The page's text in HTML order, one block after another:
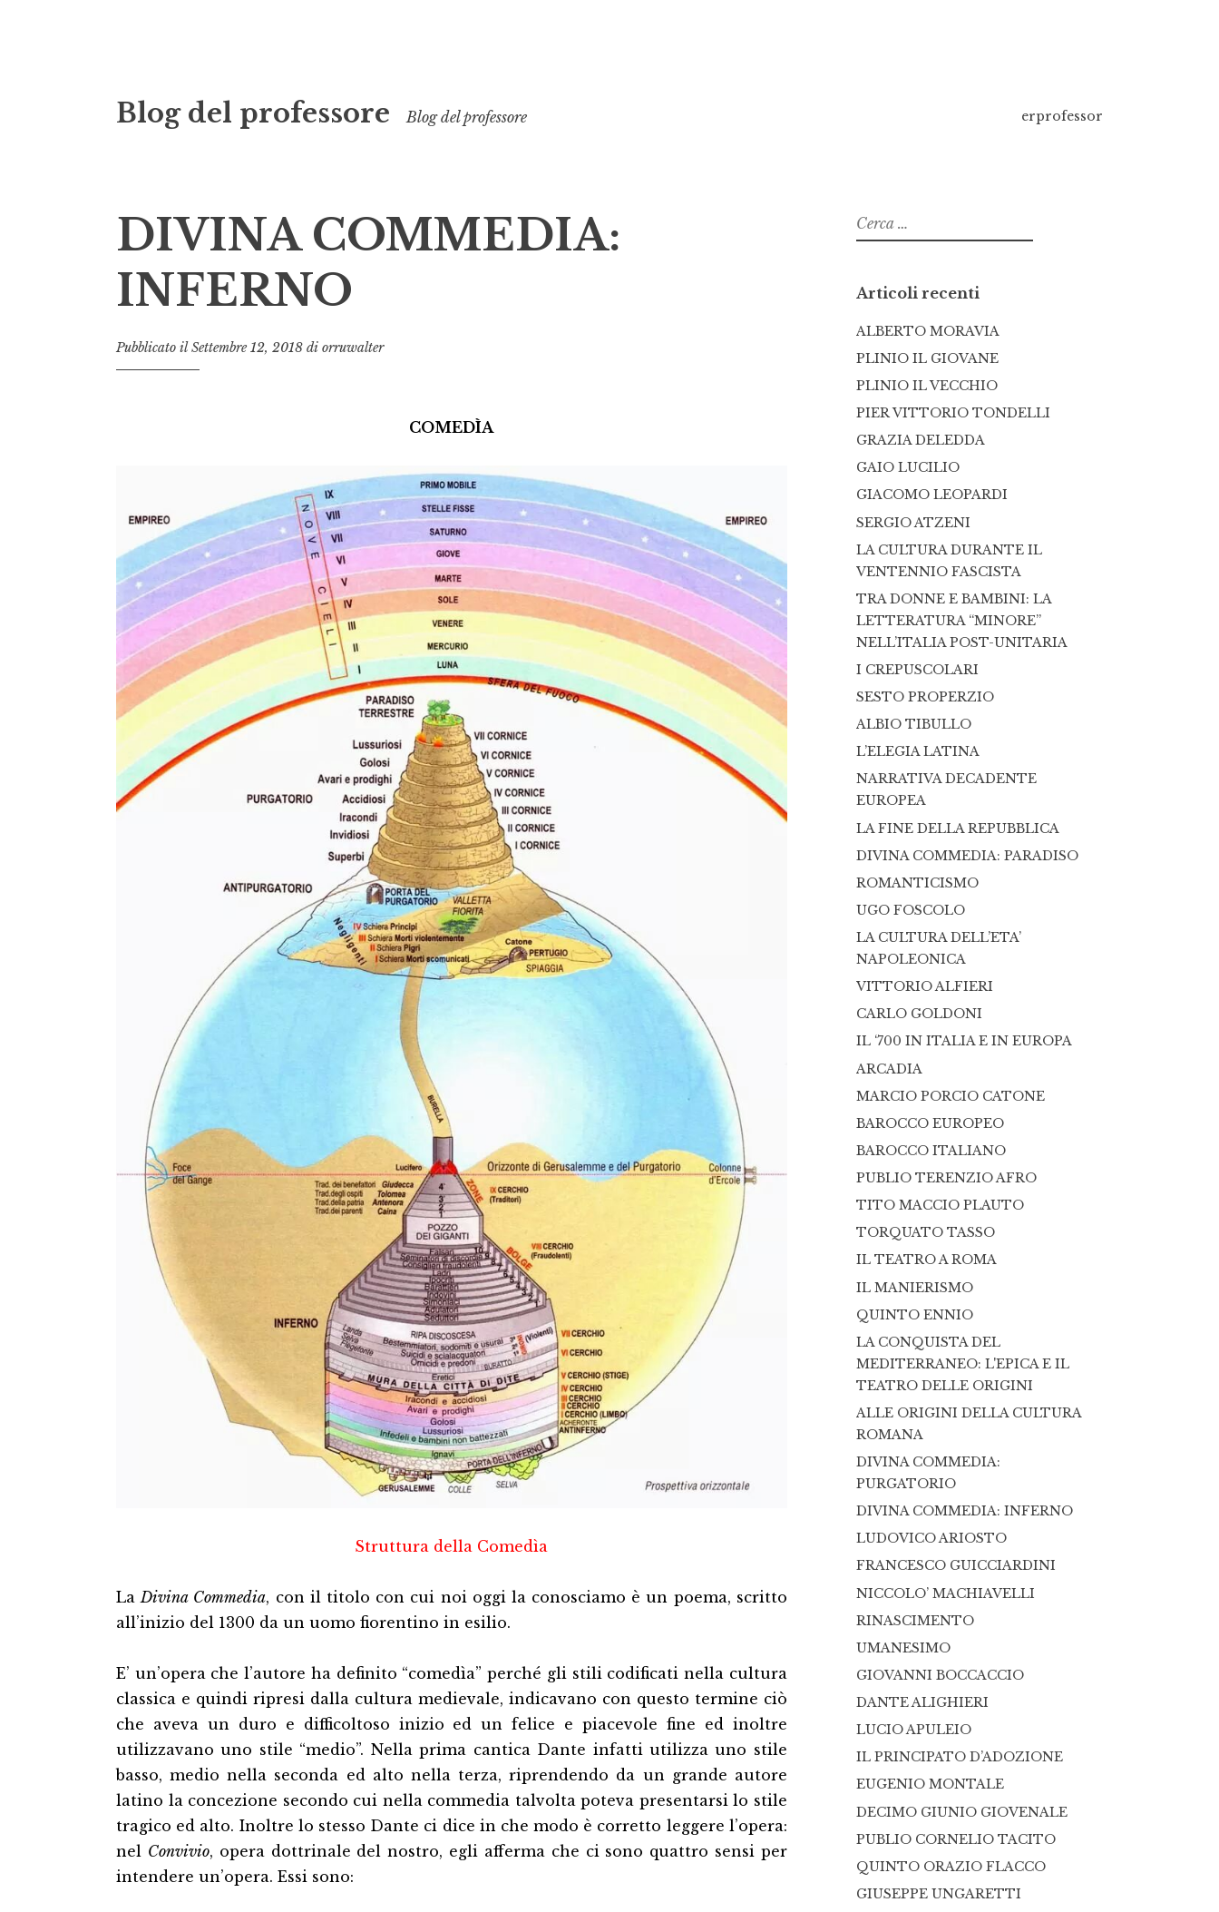
al
Blog del professore Blog del professore erprofessor
DIVINA COMMEDIA:
INFERNO
Pubblicato ilSettembre 12, 2018 di orruwalter
COMEDÌA
Struttura della Comedìa
La Divina Commedia, con il titolo con cui noi oggi la conosciamo è un poema, scritto
all’inizio del 1300 da un uomo fiorentino in esilio.
E’ un’opera che l’autore ha definito “comedìa” perché gli stili codificati nella cultura
classica e quindi ripresi dalla cultura medievale, indicavano con questo termine ciò
che aveva un duro e difficoltoso inizio ed un felice e piacevole fine ed inoltre
utilizzavano uno stile “medio”. Nella prima cantica Dante infatti utilizza uno stile
basso, medio nella seconda ed alto nella terza, riprendendo da un grande autore
latino la concezione secondo cui nella commedia talvolta poteva presentarsi lo stile
tragico ed alto. Inoltre lo stesso Dante ci dice in che modo è corretto leggere l’opera:
nel Convivio, opera dottrinale del nostro, egli afferma che ci sono quattro sensi per
intendere un’opera. Essi sono:
Ricerca
per:
Articoli recenti
ALBERTO MORAVIA
PLINIO IL GIOVANE
PLINIO IL VECCHIO
PIER VITTORIO TONDELLI
GRAZIA DELEDDA
GAIO LUCILIO
GIACOMO LEOPARDI
SERGIO ATZENI
LA CULTURA DURANTE IL
VENTENNIO FASCISTA
TRA DONNE E BAMBINI: LA
LETTERATURA “MINORE”
NELL’ITALIA POST-UNITARIA
I CREPUSCOLARI
SESTO PROPERZIO
ALBIO TIBULLO
L’ELEGIA LATINA
NARRATIVA DECADENTE
EUROPEA
LA FINE DELLA REPUBBLICA
DIVINA COMMEDIA: PARADISO
ROMANTICISMO
UGO FOSCOLO
LA CULTURA DELL’ETA’
NAPOLEONICA
VITTORIO ALFIERI
CARLO GOLDONI
IL ‘700 IN ITALIA E IN EUROPA
ARCADIA
MARCIO PORCIO CATONE
BAROCCO EUROPEO
BAROCCO ITALIANO
PUBLIO TERENZIO AFRO
TITO MACCIO PLAUTO
TORQUATO TASSO
IL TEATRO A ROMA
IL MANIERISMO
QUINTO ENNIO
LA CONQUISTA DEL
MEDITERRANEO: L'EPICA E IL
TEATRO DELLE ORIGINI
ALLE ORIGINI DELLA CULTURA
ROMANA
DIVINA COMMEDIA:
PURGATORIO
DIVINA COMMEDIA: INFERNO
LUDOVICO ARIOSTO
FRANCESCO GUICCIARDINI
NICCOLO’ MACHIAVELLI
RINASCIMENTO
UMANESIMO
GIOVANNI BOCCACCIO
DANTE ALIGHIERI
LUCIO APULEIO
IL PRINCIPATO D’ADOZIONE
EUGENIO MONTALE
DECIMO GIUNIO GIOVENALE
PUBLIO CORNELIO TACITO
QUINTO ORAZIO FLACCO
GIUSEPPE UNGARETTI